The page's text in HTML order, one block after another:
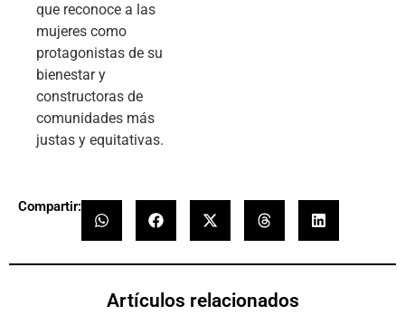
que reconoce a las
mujeres como
protagonistas de su
bienestar y
constructoras de
comunidades más
justas y equitativas.
Compartir:
Artículos relacionados